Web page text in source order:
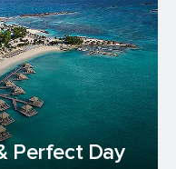
Perfect Day